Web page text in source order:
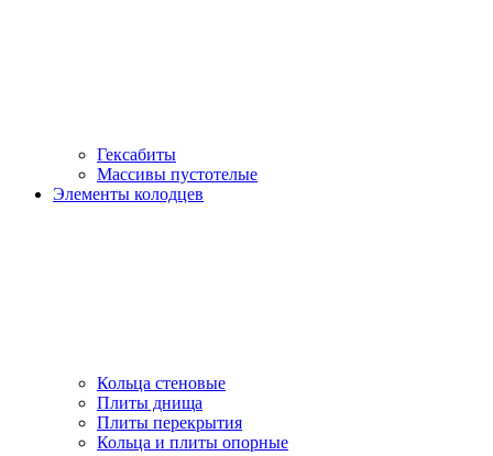
Гексабиты
Массивы пустотелые
Элементы колодцев
Кольца стеновые
Плиты днища
Плиты перекрытия
Кольца и плиты опорные